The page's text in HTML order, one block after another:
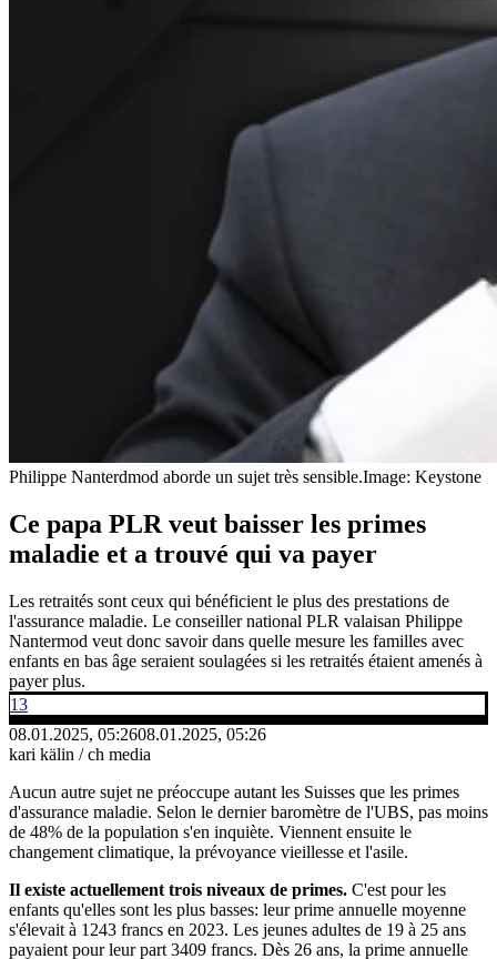
Philippe Nanterdmod aborde un sujet très sensible.Image: Keystone
Ce papa PLR veut baisser les primes
maladie et a trouvé qui va payer
Les retraités sont ceux qui bénéficient le plus des prestations de
l'assurance maladie. Le conseiller national PLR valaisan Philippe
Nantermod veut donc savoir dans quelle mesure les familles avec
enfants en bas âge seraient soulagées si les retraités étaient amenés à
payer plus.
13
08.01.2025, 05:2608.01.2025, 05:26
kari kälin / ch media
Aucun autre sujet ne préoccupe autant les Suisses que les primes
d'assurance maladie. Selon le dernier baromètre de l'UBS, pas moins
de 48% de la population s'en inquiète. Viennent ensuite le
changement climatique, la prévoyance vieillesse et l'asile.
Il existe actuellement trois niveaux de primes. C'est pour les
enfants qu'elles sont les plus basses: leur prime annuelle moyenne
s'élevait à 1243 francs en 2023. Les jeunes adultes de 19 à 25 ans
payaient pour leur part 3409 francs. Dès 26 ans, la prime annuelle